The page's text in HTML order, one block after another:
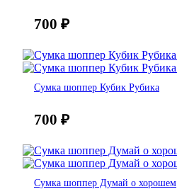
700 ₽
Сумка шоппер Кубик Рубика
700 ₽
Сумка шоппер Думай о хорошем